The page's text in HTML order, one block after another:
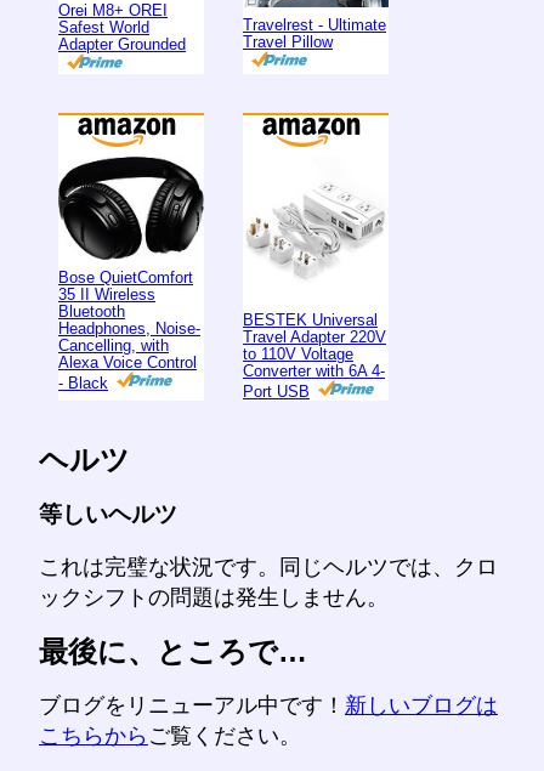
Orei M8+ OREI
Safest World
Adapter Grounded
Travelrest - Ultimate
Travel Pillow
Bose QuietComfort
35 II Wireless
Bluetooth
Headphones, Noise-
Cancelling, with
Alexa Voice Control
- Black
BESTEK Universal
Travel Adapter 220V
to 110V Voltage
Converter with 6A 4-
Port USB
ヘルツ
等しいヘルツ
これは完璧な状況です。同じヘルツでは、クロ
ックシフトの問題は発生しません。
最後に、ところで…
ブログをリニューアル中です！ 新しいブログは
こちらから ご覧ください。